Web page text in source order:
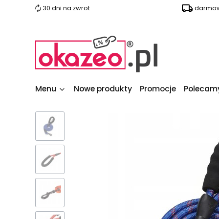
30 dni na zwrot
Menu Nowe produkty Promocje